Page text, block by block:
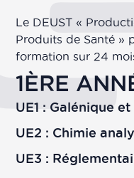
Le DEUST «
Produits de Santé »
formation sur 24
1ÈRE
UE1 : Galénique
UE2 : Chimie
UE3 :